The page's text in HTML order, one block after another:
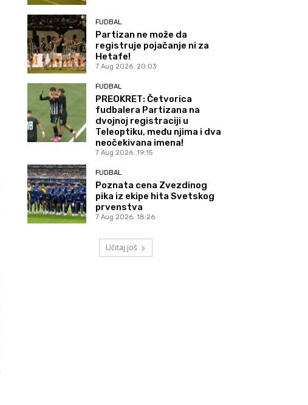
FUDBAL
Partizan ne može da
registruje pojačanje ni za
Hetafe!
7 Aug 2026. 20:03
FUDBAL
PREOKRET: Četvorica
fudbalera Partizana na
dvojnoj registraciji u
Teleoptiku, među njima i dva
neočekivana imena!
7 Aug 2026. 19:15
FUDBAL
Poznata cena Zvezdinog
pika iz ekipe hita Svetskog
prvenstva
7 Aug 2026. 18:26
Učitaj još